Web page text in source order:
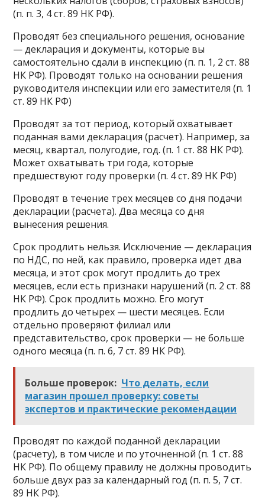
(п. п. 3, 4 ст. 89 НК РФ).
Проводят без специального решения, основание
— декларация и документы, которые вы
самостоятельно сдали в инспекцию (п. п. 1, 2 ст. 88
НК РФ). Проводят только на основании решения
руководителя инспекции или его заместителя (п. 1
ст. 89 НК РФ)
Проводят за тот период, который охватывает
поданная вами декларация (расчет). Например, за
месяц, квартал, полугодие, год. (п. 1 ст. 88 НК РФ).
Может охватывать три года, которые
предшествуют году проверки (п. 4 ст. 89 НК РФ)
Проводят в течение трех месяцев со дня подачи
декларации (расчета). Два месяца со дня
вынесения решения.
Срок продлить нельзя. Исключение — декларация
по НДС, по ней, как правило, проверка идет два
месяца, и этот срок могут продлить до трех
месяцев, если есть признаки нарушений (п. 2 ст. 88
НК РФ). Срок продлить можно. Его могут
продлить до четырех — шести месяцев. Если
отдельно проверяют филиал или
представительство, срок проверки — не больше
одного месяца (п. п. 6, 7 ст. 89 НК РФ).
Больше проверок: Что делать, если
магазин прошел проверку: советы
экспертов и практические рекомендации
Проводят по каждой поданной декларации
(расчету), в том числе и по уточненной (п. 1 ст. 88
НК РФ). По общему правилу не должны проводить
больше двух раз за календарный год (п. п. 5, 7 ст.
89 НК РФ).